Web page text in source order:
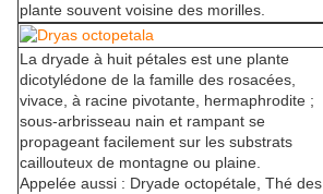
plante souvent voisine des morilles.
La dryade à huit pétales est une plante
dicotylédone de la famille des rosacées,
vivace, à racine pivotante, hermaphrodite ;
sous-arbrisseau nain et rampant se
propageant facilement sur les substrats
caillouteux de montagne ou plaine.
Appelée aussi : Dryade octopétale, Thé des